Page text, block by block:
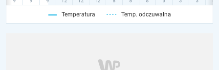
Temperatura Temp. odczuwalna